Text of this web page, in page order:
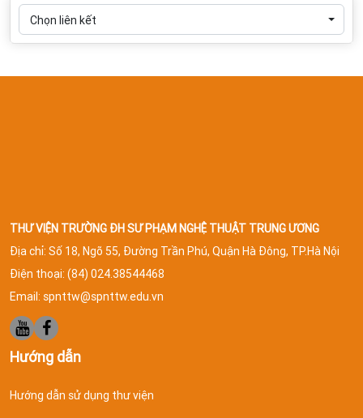
Chọn liên kết
THƯ VIỆN TRƯỜNG ĐH SƯ PHẠM NGHỆ THUẬT TRUNG ƯƠNG
Địa chỉ: Số 18, Ngõ 55, Đường Trần Phú, Quận Hà Đông, TP.Hà Nội
Điện thoại: (84) 024.38544468
Email: spnttw@spnttw.edu.vn
Hướng dẫn
Hướng dẫn sử dụng thư viện